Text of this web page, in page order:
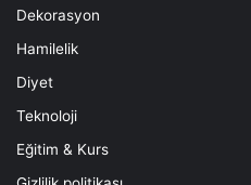
Dekorasyon
Hamilelik
Diyet
Teknoloji
Eğitim & Kurs